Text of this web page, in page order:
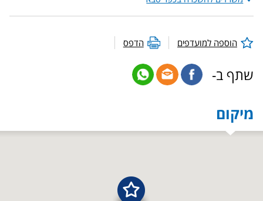
הוספה למועדפים הדפס
שתף ב-
מיקום